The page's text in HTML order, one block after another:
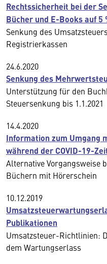
Rechtssicherheit bei der
Bücher und E-Books auf 5
Senkung des
Registrierkassen
24.6.2020
Senkung des
Unterstützung für den
Steuersenkung bis 1.1.2021
14.4.2020
Information zum Umgang
während der COVID-19-
Alternative Vorgangsweise
Büchern mit Hörerschein
10.12.2019
Publikationen
Umsatzsteuer-Richtlinien:
dem Wartungserlass